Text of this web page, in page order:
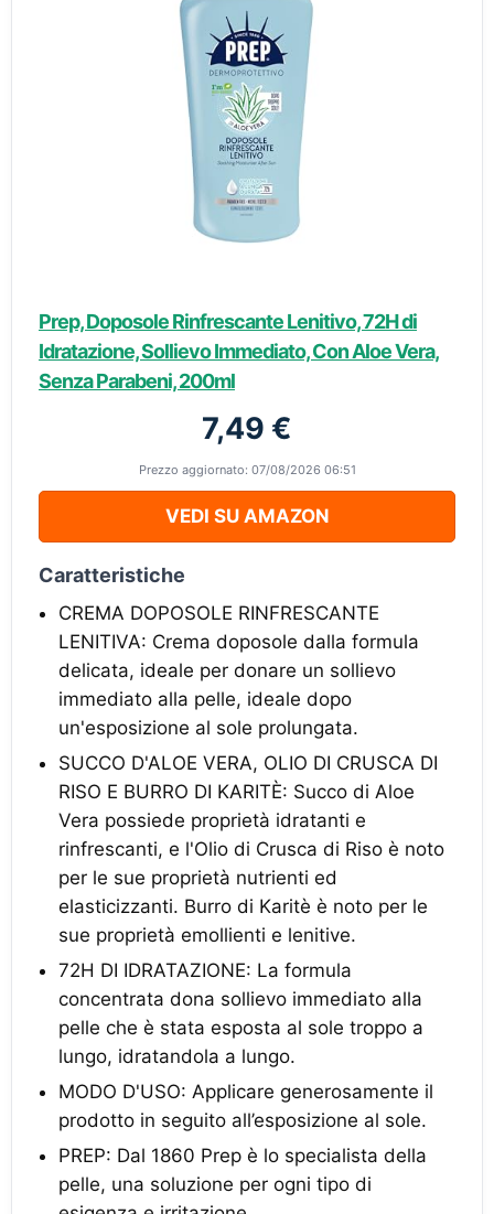
Prep, Doposole Rinfrescante Lenitivo, 72H di
Idratazione, Sollievo Immediato, Con Aloe Vera,
Senza Parabeni, 200ml
7,49 €
Prezzo aggiornato: 07/08/2026 06:51
VEDI SU AMAZON
Caratteristiche
CREMA DOPOSOLE RINFRESCANTE
LENITIVA: Crema doposole dalla formula
delicata, ideale per donare un sollievo
immediato alla pelle, ideale dopo
un'esposizione al sole prolungata.
SUCCO D'ALOE VERA, OLIO DI CRUSCA DI
RISO E BURRO DI KARITÈ: Succo di Aloe
Vera possiede proprietà idratanti e
rinfrescanti, e l'Olio di Crusca di Riso è noto
per le sue proprietà nutrienti ed
elasticizzanti. Burro di Karitè è noto per le
sue proprietà emollienti e lenitive.
72H DI IDRATAZIONE: La formula
concentrata dona sollievo immediato alla
pelle che è stata esposta al sole troppo a
lungo, idratandola a lungo.
MODO D'USO: Applicare generosamente il
prodotto in seguito all’esposizione al sole.
PREP: Dal 1860 Prep è lo specialista della
pelle, una soluzione per ogni tipo di